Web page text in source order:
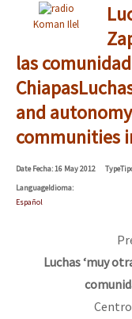
Koman Ilel
las
Chiapas
and
communities
DateFecha: 16 May 2012 Type
LanguageIdioma:
Español
Luchas ‘muy